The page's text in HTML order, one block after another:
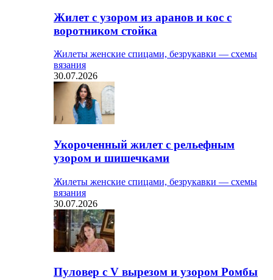
Жилет с узором из аранов и кос с
воротником стойка
Жилеты женские спицами, безрукавки — схемы
вязания
30.07.2026
Укороченный жилет с рельефным
узором и шишечками
Жилеты женские спицами, безрукавки — схемы
вязания
30.07.2026
Пуловер с V вырезом и узором Ромбы